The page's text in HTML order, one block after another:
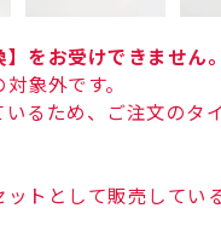
】をお受けできません。
象外です。
るため、ご注文のタ
トとして販売してい